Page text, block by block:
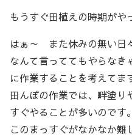
もうすぐ田植えの時期がや
はぁ～ また休みの無い日
なんて言っててもやらなき
に作業することを考えてま
田んぼの作業では、畔塗り
すぐやることが多いのです。
このまっすぐがなかなか難